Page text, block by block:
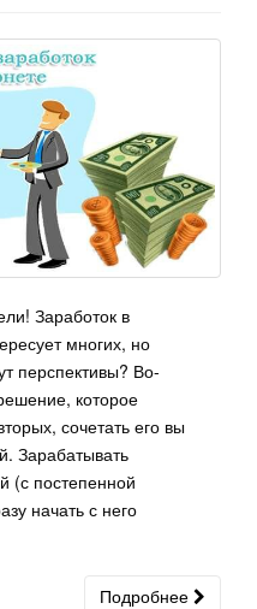
Заработок в
многих, но
перспективы? Во-
которое
сочетать его вы
Зарабатывать
(с постепенной
начать с него
Подробнее